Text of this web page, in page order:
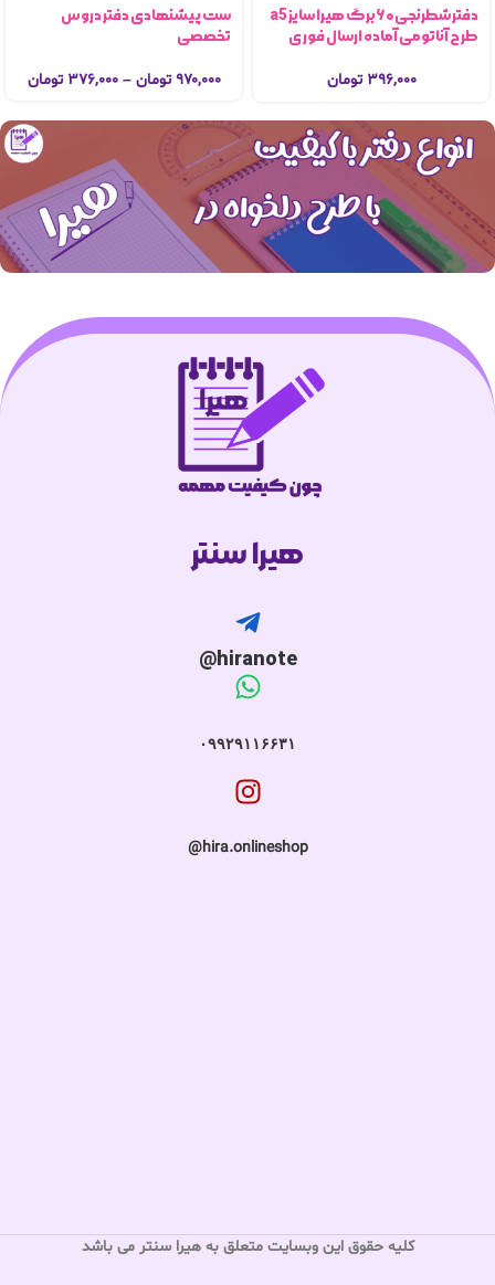
دفترشطرنجی۶۰برگ هیرا سایز a5
طرح آناتومی آماده ارسال فوری
۳۹۶,۰۰۰ تومان
ست پیشنهادی دفتر دروس
تخصصی
۹۷۰,۰۰۰ تومان – ۳۷۶,۰۰۰ تومان
هیرا سنتر
hiranote@
۰۹۹۲۹۱۱۶۶۳۱
hira.onlineshop@
کلیه حقوق این وبسایت متعلق به هیرا سنتر می باشد